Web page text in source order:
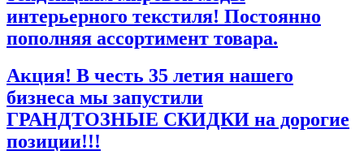
интерьерного текстиля! Постоянно
пополняя ассортимент товара.
Акция! В честь 35 летия нашего
бизнеса мы запустили
ГРАНДТОЗНЫЕ СКИДКИ на дорогие
позиции!!!